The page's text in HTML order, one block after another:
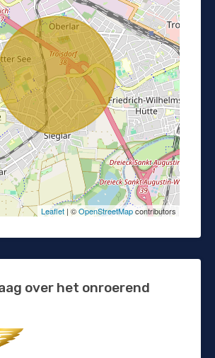
Leaflet | ©OpenStreetMapcontributors
over het onroerend